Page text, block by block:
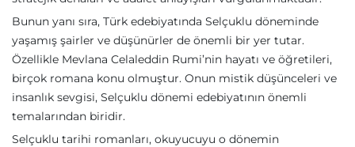
Bunun yanı sıra, Türk edebiyatında Selçuklu döneminde
yaşamış şairler ve düşünürler de önemli bir yer tutar.
Özellikle Mevlana Celaleddin Rumi’nin hayatı ve öğretileri,
birçok romana konu olmuştur. Onun mistik düşünceleri ve
insanlık sevgisi, Selçuklu dönemi edebiyatının önemli
temalarından biridir.
Selçuklu tarihi romanları, okuyucuyu o dönemin